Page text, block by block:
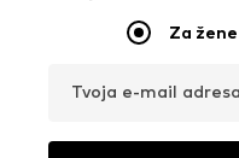
Za žene
Tvoja e-mail adresa